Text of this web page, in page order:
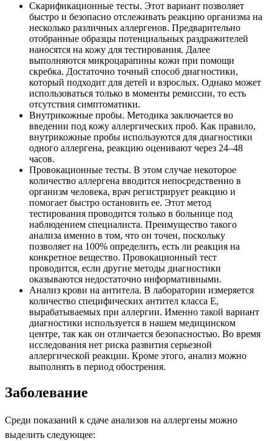
Скарификационные тесты. Этот вариант позволяет
быстро и безопасно отслеживать реакцию организма на
несколько различных аллергенов. Предварительно
отобранные образцы потенциальных раздражителей
наносятся на кожу для тестирования. Далее
выполняются микроцарапины кожи при помощи
скребка. Достаточно точный способ диагностики,
который подходит для детей и взрослых. Однако может
использоваться только в моменты ремиссии, то есть
отсутствия симптоматики.
Внутрикожные пробы. Методика заключается во
введении под кожу аллергических проб. Как правило,
внутрикожные пробы используются для диагностики
одного аллергена, реакцию оценивают через 24–48
часов.
Провокационные тесты. В этом случае некоторое
количество аллергена вводится непосредственно в
организм человека, врач регистрирует реакцию и
помогает быстро остановить ее. Этот метод
тестирования проводится только в больнице под
наблюдением специалиста. Преимущество такого
анализа именно в том, что он точен, поскольку
позволяет на 100% определить, есть ли реакция на
конкретное вещество. Провокационный тест
проводится, если другие методы диагностики
оказываются недостаточно информативными.
Анализ крови на антитела. В лаборатории измеряется
количество специфических антител класса Е,
вырабатываемых при аллергии. Именно такой вариант
диагностики используется в нашем медицинском
центре, так как он отличается безопасностью. Во время
исследования нет риска развития серьезной
аллергической реакции. Кроме этого, анализ можно
выполнять в период обострения.
Заболевание
Среди показаний к сдаче анализов на аллергены можно
выделить следующее: